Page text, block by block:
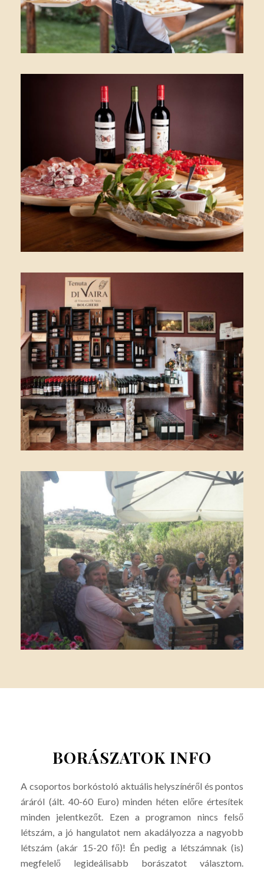
BORÁSZATOK INFO
A csoportos borkóstoló aktuális helyszínéről és pontos
áráról (ált. 40-60 Euro) minden héten előre értesítek
minden jelentkezőt. Ezen a programon nincs felső
létszám, a jó hangulatot nem akadályozza a nagyobb
létszám (akár 15-20 fő)! Én pedig a létszámnak (is)
megfelelő legideálisabb borászatot választom.